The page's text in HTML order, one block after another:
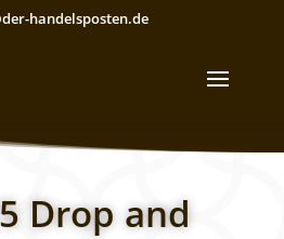
handelsposten.de
Drop and